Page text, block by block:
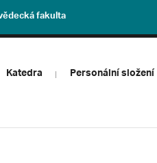
fakulta
Katedra Personální složení